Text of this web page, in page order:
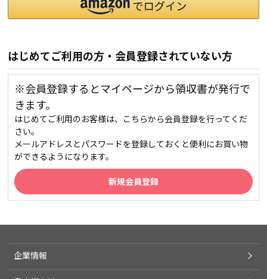
はじめてご利用の方・会員登録されていない方
※会員登録するとマイページから領収書が発行で
きます。
はじめてご利用のお客様は、こちらから会員登録を行ってくだ
さい。
メールアドレスとパスワードを登録しておくと便利にお買い物
ができるようになります。
企業情報